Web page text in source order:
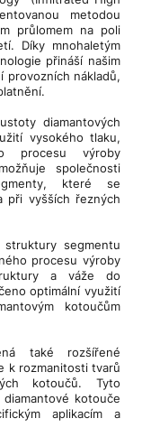
metodou
průlomem na poli
Díky mnohaletým
přináší našim
provozních nákladů,
diamantových
vysokého tlaku,
procesu výroby
společnosti
které se
při vyšších řezných
segmentu
procesu výroby
a váže do
optimální využití
kotoučům
také rozšířené
k rozmanitosti tvarů
kotoučů. Tyto
kotouče
aplikacím a